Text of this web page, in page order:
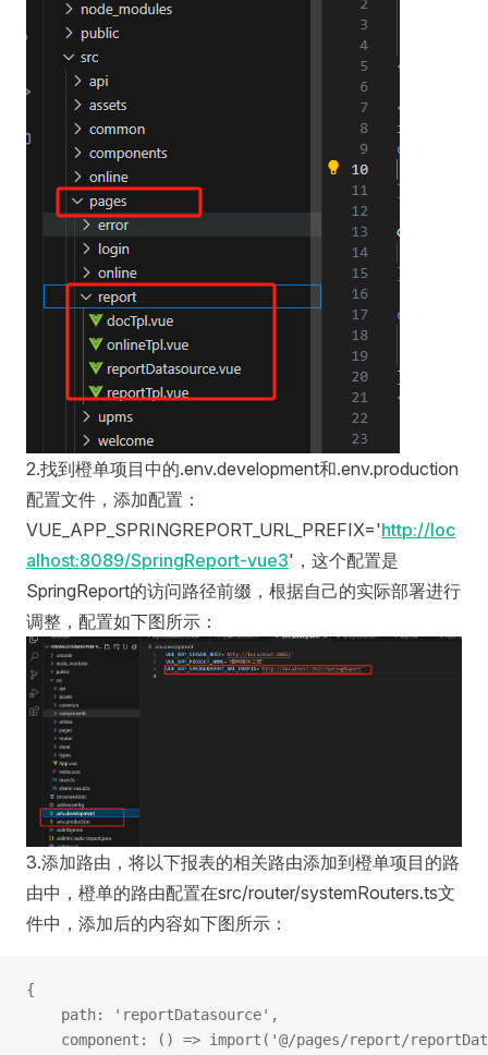
2.找到橙单项目中的.env.development和.env.production
配置文件，添加配置：
VUE_APP_SPRINGREPORT_URL_PREFIX='http://loc
alhost:8089/SpringReport-vue3'，这个配置是
SpringReport的访问路径前缀，根据自己的实际部署进行
调整，配置如下图所示：
3.添加路由，将以下报表的相关路由添加到橙单项目的路
由中，橙单的路由配置在src/router/systemRouters.ts文
件中，添加后的内容如下图所示：
{
    path: 'reportDatasource',
component: () => import('@/pages/report/